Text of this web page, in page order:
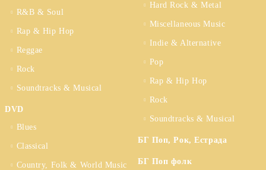
R&B & Soul
Rap & Hip Hop
Reggae
Rock
Soundtracks & Musical
DVD
Blues
Classical
Country, Folk & World Music
Hard Rock & Metal
Miscellaneous Music
Indie & Alternative
Pop
Rap & Hip Hop
Rock
Soundtracks & Musical
БГ Поп, Рок, Естрада
БГ Поп фолк